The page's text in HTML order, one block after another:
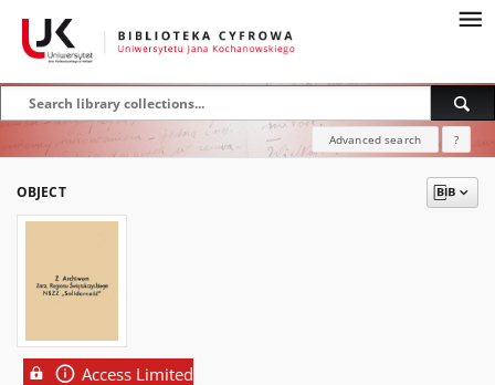
Advanced search ?
OBJECT
Access Limited